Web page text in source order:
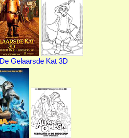
De Gelaarsde Kat 3D